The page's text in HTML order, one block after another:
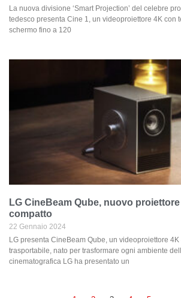
La nuova divisione ‘Smart Projection’ del celebre
tedesco presenta Cine 1, un videoproiettore 4K con
schermo fino a 120
LG CineBeam Qube, nuovo
compatto
22 Gennaio 2024
LG presenta CineBeam Qube, un videoproiettore 4K
trasportabile, nato per trasformare ogni ambiente
cinematografica LG ha presentato un